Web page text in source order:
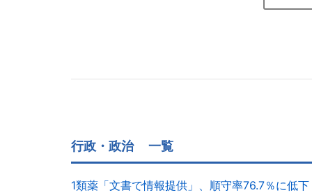
行政・政治 一覧
1類薬「文書で情報提供」、順守率76.7％に低下